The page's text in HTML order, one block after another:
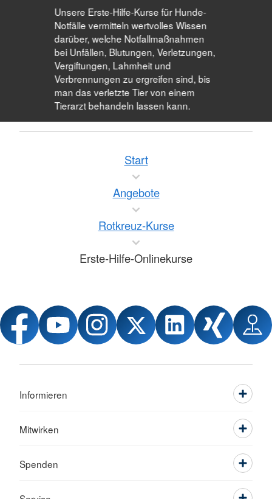
Unsere Erste-Hilfe-Kurse für Hunde-
Notfälle vermitteln wertvolles Wissen
darüber, welche Notfallmaßnahmen
bei Unfällen, Blutungen, Verletzungen,
Vergiftungen, Lahmheit und
Verbrennungen zu ergreifen sind, bis
man das verletzte Tier von einem
Tierarzt behandeln lassen kann.
Start
Angebote
Rotkreuz-Kurse
Erste-Hilfe-Onlinekurse
Informieren
Mitwirken
Spenden